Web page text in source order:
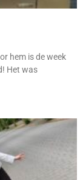
hem is de week
Het was